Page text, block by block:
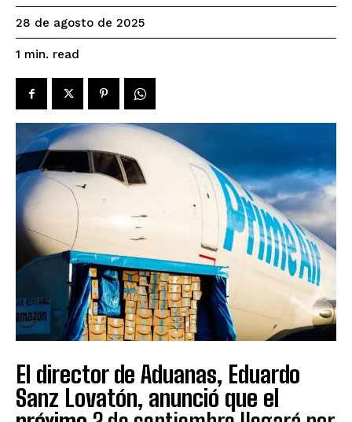
28 de agosto de 2025
1 min. read
El director de Aduanas, Eduardo
Sanz Lovatón, anunció que el